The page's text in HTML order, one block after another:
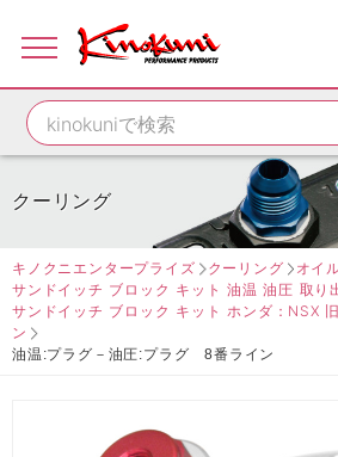
クーリング
キノクニエンタープライズ クーリング
オイ
サンドイッチ ブロック キット 油温 油圧 取り
サンドイッチ ブロック キット ホンダ：NSX
ン
油温:プラグ－油圧:プラグ 8番ライン